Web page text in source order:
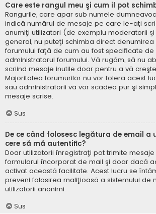
Care este rangul meu şi cum il pot
Rangurile, care apar sub numele
indică numărul de mesaje pe care le-aţi
anumiţi utilizatori (de exemplu moderatorii
general, nu puteţi schimba direct
forumului faţă de cum au fost specificate de
administratorul forumului. Vă rugăm, să nu
scriind mesaje inutile doar pentru a vă
Majoritatea forumurilor nu vor tolera acest
sau administratorii vă vor scădea pur şi
mesaje scrise.
Sus
De ce când folosesc legătura de email a
cere să mă autentific?
Doar utilizatorii înregistraţi pot trimite
formularul încorporat de mail şi doar dacă
activat această facilitate. Acest lucru se
preveni folosirea maliţioasă a sistemului de
utilizatorii anonimi.
Sus